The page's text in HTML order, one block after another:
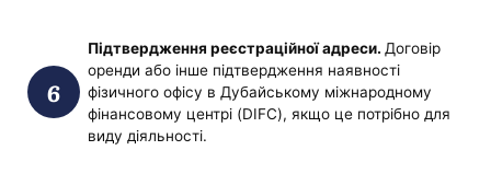
Підтвердження реєстраційної адреси. Договір
оренди або інше підтвердження наявності
фізичного офісу в Дубайському міжнародному
фінансовому центрі (DIFC), якщо це потрібно для
виду діяльності.